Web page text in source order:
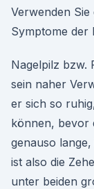
Verwenden
Symptome der
Nagelpilz bzw.
sein naher
er sich so
können, bevor
genauso
ist also die
unter beiden